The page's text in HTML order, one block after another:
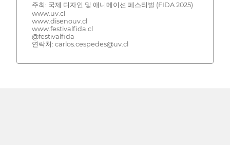
주최: 국제 디자인 및 애니메이션 페스티벌 (FIDA 2025)
www.uv.cl
www.disenouv.cl
www.festivalfida.cl
@festivalfida
연락처: carlos.cespedes@uv.cl